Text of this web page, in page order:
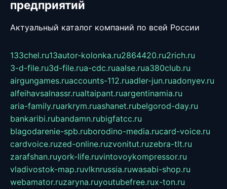
предприятий
Актуальный каталог компаний по всей России
133chel.ru13autor-kolonka.ru2864420.ru2rich.ru
3-d-file.ru3d-file.rua-cdc.ruaalse.rua380club.ru
airgungames.ruaccounts-112.ruadler-jun.ruadonyev.ru
alfeihavsalnassr.rualtaipant.ruargentinamia.ru
aria-family.ruarkrym.ruashanet.rubelgorod-day.ru
bankaribi.rubandamn.rubigfatcc.ru
blagodarenie-spb.ruborodino-media.rucard-voice.ru
cardvoice.ruzed-online.ruzvonitut.ruzebra-tlt.ru
zarafshan.ruyork-life.ruvintovoykompressor.ru
vladivostok-map.ruvlknrussia.ruwasabi-shop.ru
webamator.ruzaryna.ruyoutubefree.rux-ton.ru